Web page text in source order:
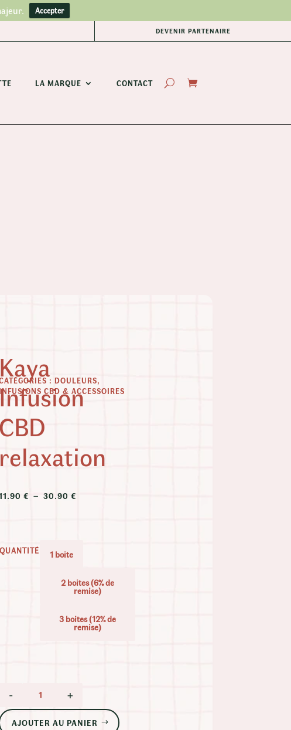
Accepter
DEVENIR PARTENAIRE
LA MARQUE CONTACT
: DOULEURS,
INFUSIONS CBD & ACCESSOIRES
Kaya
Infusion
CBD
relaxation
€ – 30.90€PLAGE
QUANTITÉ 1 boite
2 boites (6% de
remise)
3 boites (12% de
remise)
QUANTITÉ DE KAYA INFUSION CBD RELAXATION
- +
AJOUTER AU PANIER